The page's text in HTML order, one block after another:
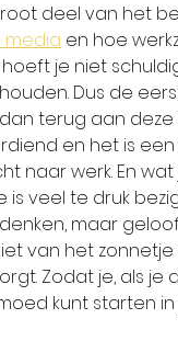
deel van het
media en hoe
je niet
Dus de
terug aan
en het is
naar werk. En
is veel te druk
maar
van het
Zodat je, als
kunt starten